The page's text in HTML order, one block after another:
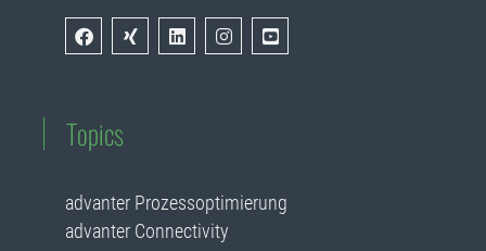
Topics
advanter Prozessoptimierung
advanter Connectivity